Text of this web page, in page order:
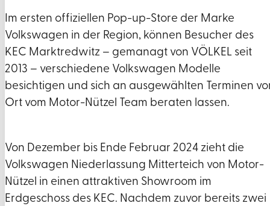
Im ersten offiziellen Pop-up-Store der Marke
Volkswagen in der Region, können Besucher des
KEC Marktredwitz – gemanagt von VÖLKEL seit
2013 – verschiedene Volkswagen Modelle
besichtigen und sich an ausgewählten Terminen
Ort vom Motor-Nützel Team beraten lassen.
Von Dezember bis Ende Februar 2024 zieht die
Volkswagen Niederlassung Mitterteich von Motor-
Nützel in einen attraktiven Showroom im
Erdgeschoss des KEC. Nachdem zuvor bereits zwei